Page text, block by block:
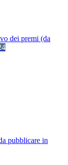
dei premi (da
pubblicare in